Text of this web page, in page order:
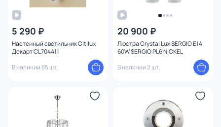
5 290 ₽
Настенный светильник Citilux
Декарт CL704411
В наличии 85 шт.
20 900 ₽
Люстра Crystal Lux SERGIO E14
60W SERGIO PL6 NICKEL
В наличии 2 шт.